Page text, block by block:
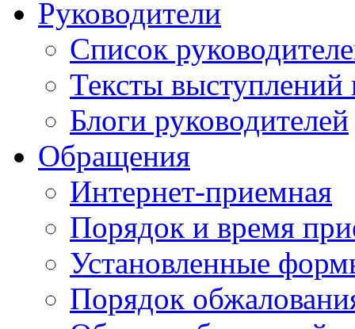
Руководители
Список
Тексты выступлений
Блоги руководителей
Обращения
Интернет-приемная
Порядок и время
Установленные
Порядок